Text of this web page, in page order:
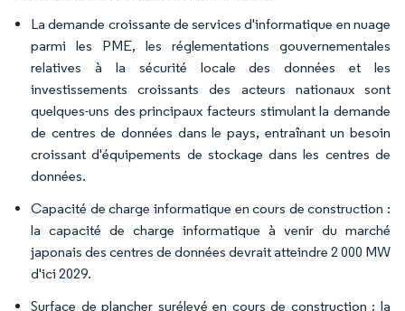
La demande croissante de services d'informatique en nuage
parmi les PME, les réglementations gouvernementales
relatives à la sécurité locale des données et les
investissements croissants des acteurs nationaux sont
quelques-uns des principaux facteurs stimulant la demande
de centres de données dans le pays, entraînant un besoin
croissant d'équipements de stockage dans les centres de
données.
Capacité de charge informatique en cours de construction :
la capacité de charge informatique à venir du marché
japonais des centres de données devrait atteindre 2 000 MW
d'ici 2029.
Surface de plancher surélevé en cours de construction : la